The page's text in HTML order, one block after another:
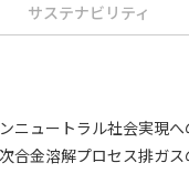
サステナビリティ
ニュートラル社会実現
合金溶解プロセス排ガス